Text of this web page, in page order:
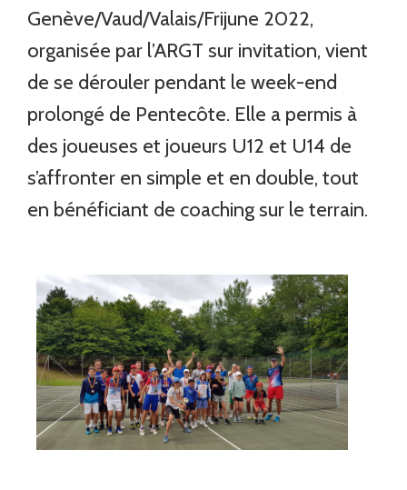
Genève/Vaud/Valais/Frijune 2022,
organisée par l’ARGT sur invitation, vient
de se dérouler pendant le week-end
prolongé de Pentecôte. Elle a permis à
des joueuses et joueurs U12 et U14 de
s’affronter en simple et en double, tout
en bénéficiant de coaching sur le terrain.